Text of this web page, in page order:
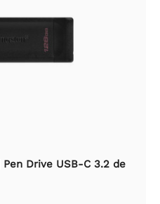
Drive USB-C 3.2 de